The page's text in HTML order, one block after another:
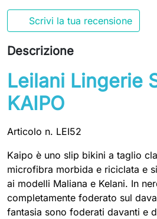
Scrivi la tua recensione
Descrizione
Leilani Lingerie
KAIPO
Articolo n. LEI52
Kaipo è uno slip bikini a taglio
microfibra morbida e riciclata e
ai modelli Maliana e Kelani. In
completamente foderato sul
fantasia sono foderati davanti e